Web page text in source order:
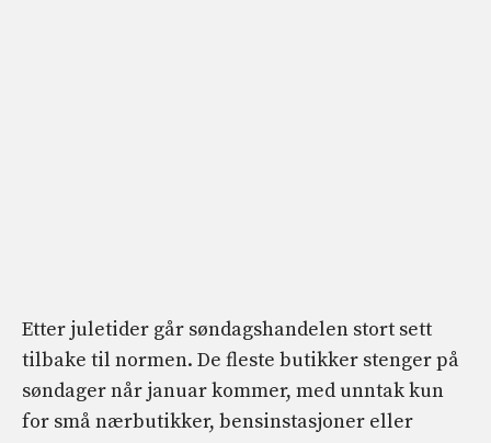
Etter juletider går søndagshandelen stort sett
tilbake til normen. De fleste butikker stenger på
søndager når januar kommer, med unntak kun
for små nærbutikker, bensinstasjoner eller